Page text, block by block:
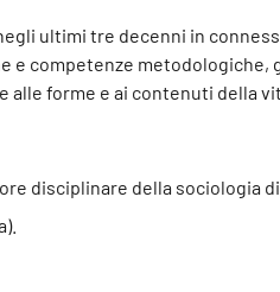
ultimi tre decenni in
competenze
forme e ai contenuti della
disciplinare della sociologia